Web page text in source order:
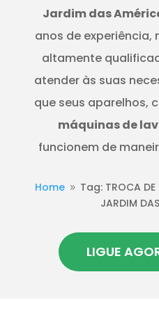
Jardim das
anos de experiência,
altamente
atender às suas
que seus aparelhos,
máquinas de
funcionem de
Home 9 Tag: TROCA DE
JARDIM
LIGUE